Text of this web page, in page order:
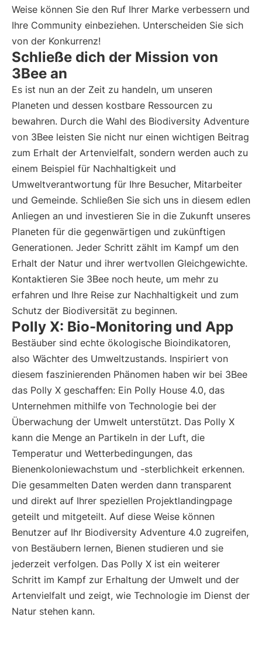
Weise können Sie den Ruf Ihrer Marke verbessern und
Ihre Community einbeziehen. Unterscheiden Sie sich
von der Konkurrenz!
Schließe dich der Mission von
3Bee an
Es ist nun an der Zeit zu handeln, um unseren
Planeten und dessen kostbare Ressourcen zu
bewahren. Durch die Wahl des Biodiversity Adventure
von 3Bee leisten Sie nicht nur einen wichtigen Beitrag
zum Erhalt der Artenvielfalt, sondern werden auch zu
einem Beispiel für Nachhaltigkeit und
Umweltverantwortung für Ihre Besucher, Mitarbeiter
und Gemeinde. Schließen Sie sich uns in diesem edlen
Anliegen an und investieren Sie in die Zukunft unseres
Planeten für die gegenwärtigen und zukünftigen
Generationen. Jeder Schritt zählt im Kampf um den
Erhalt der Natur und ihrer wertvollen Gleichgewichte.
Kontaktieren Sie 3Bee noch heute, um mehr zu
erfahren und Ihre Reise zur Nachhaltigkeit und zum
Schutz der Biodiversität zu beginnen.
Polly X: Bio-Monitoring und App
Bestäuber sind echte ökologische Bioindikatoren,
also Wächter des Umweltzustands. Inspiriert von
diesem faszinierenden Phänomen haben wir bei 3Bee
das Polly X geschaffen: Ein Polly House 4.0, das
Unternehmen mithilfe von Technologie bei der
Überwachung der Umwelt unterstützt. Das Polly X
kann die Menge an Partikeln in der Luft, die
Temperatur und Wetterbedingungen, das
Bienenkoloniewachstum und -sterblichkeit erkennen.
Die gesammelten Daten werden dann transparent
und direkt auf Ihrer speziellen Projektlandingpage
geteilt und mitgeteilt. Auf diese Weise können
Benutzer auf Ihr Biodiversity Adventure 4.0 zugreifen,
von Bestäubern lernen, Bienen studieren und sie
jederzeit verfolgen. Das Polly X ist ein weiterer
Schritt im Kampf zur Erhaltung der Umwelt und der
Artenvielfalt und zeigt, wie Technologie im Dienst der
Natur stehen kann.